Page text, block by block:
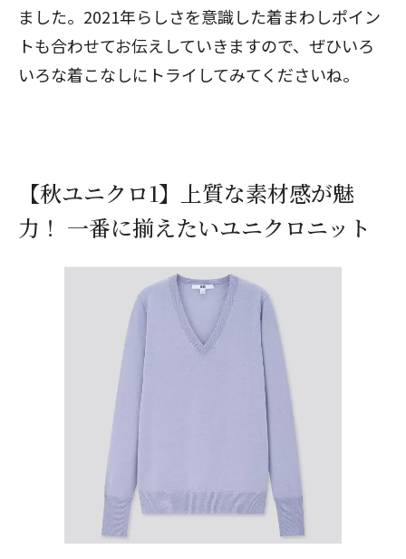
ました。2021年らしさを意識した着まわしポイン
トも合わせてお伝えしていきますので、ぜひいろ
いろな着こなしにトライしてみてくださいね。
【秋ユニクロ1】上質な素材感が魅
力！ 一番に揃えたいユニクロニット